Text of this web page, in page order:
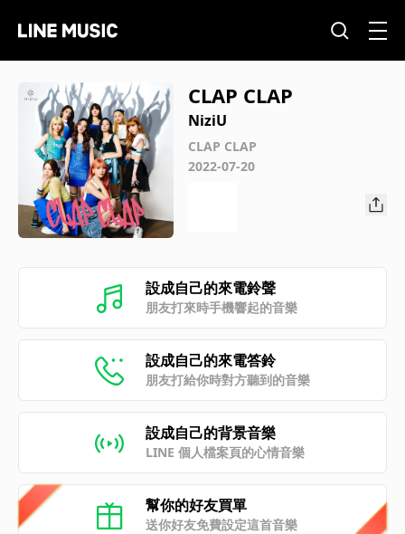
CLAP CLAP
NiziU
CLAP CLAP
2022-07-20
設成自己的來電鈴聲
朋友打來時手機響起的音樂
設成自己的來電答鈴
朋友打給你時對方聽到的音樂
設成自己的背景音樂
LINE 個人檔案頁的心情音樂
幫你的好友買單
送你好友免費設定這首音樂